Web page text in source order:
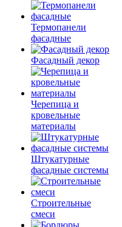
Термопанели
фасадные
Фасадный декор
Черепица и
кровельные
материалы
Штукатурные
фасадные системы
Строительные
смеси